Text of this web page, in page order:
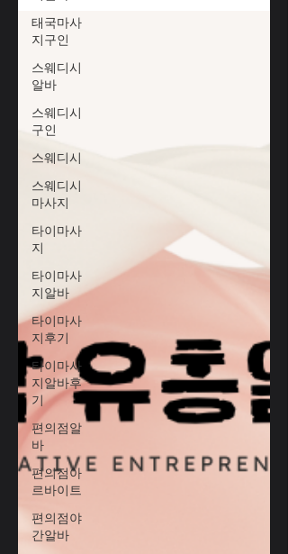
태국마사
지구인
스웨디시
알바
스웨디시
구인
스웨디시
스웨디시
마사지
타이마사
지
타이마사
지알바
타이마사
지후기
타이마사
지알바후
기
편의점알
바
편의점아
르바이트
편의점야
간알바
종 알바의 일반적 특성 👉 업종별로 수입
구조가 어떻게 되는지 👉 강남 지역에서
합법적으로 일할 수 있는 알바 선택 가이드
👉 준비해야 할 것들(복장, 인터뷰 팁, 법적
니다. 불법을 조장하거나 특정 업소 이름을
나열할 수는 없습니다. 💡 1. 강남 유흥 마
사지알바 란? 강남 일대에는 합법적으로
운영되는 다양한 성인 서비스 업종 아르바
이트 가 존재합니다.법적으로 허용되는 범
위는 다음과 같습니다: 🔥 노래주점🔥 라운
지/바 서비스🔥 스탠딩 바, 호프집 서빙🔥
뷰티·이벤트 관련 서비스🔥 매장형 서비스
업에서의 고객 응대 여기서 중요한 건 : ✔
불법적인 성적 서비스 제공은 법으로 금지
됨✔ 청소년